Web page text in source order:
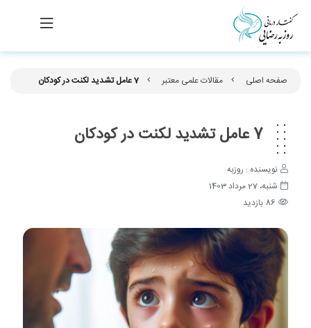
صفحه اصلی مقالات علمی معتبر 7 عامل تشدید لکنت در کودکان
7 عامل تشدید لکنت در کودکان
نویسنده : روزبه
شنبه، 27 مرداد 1403
86 بازدید